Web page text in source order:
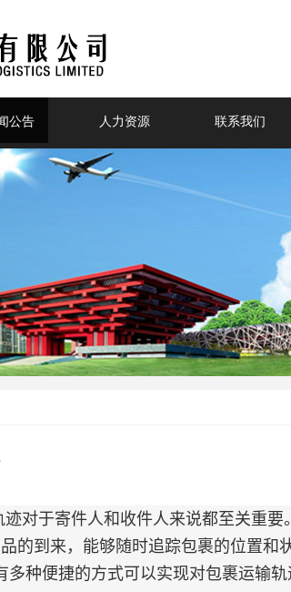
公告 人力资源 联系我们
对于寄件人和收件人来说都至关重要
的到来，能够随时追踪包裹的位置和
种便捷的方式可以实现对包裹运输轨